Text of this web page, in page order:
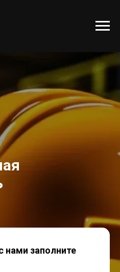
нами заполните